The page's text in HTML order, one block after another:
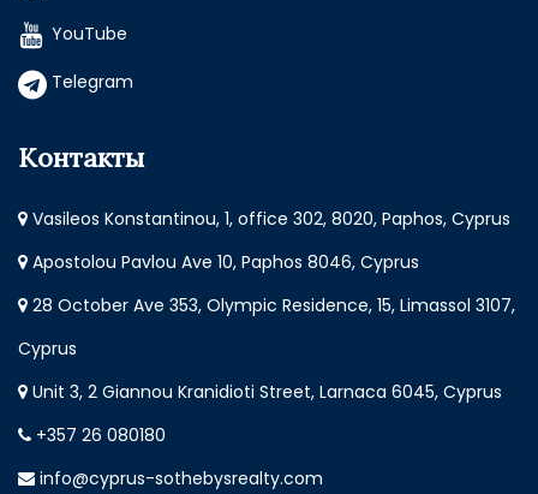
YouTube
Telegram
Контакты
Vasileos Konstantinou, 1, office 302, 8020, Paphos, Cyprus
Apostolou Pavlou Ave 10, Paphos 8046, Cyprus
28 October Ave 353, Olympic Residence, 15, Limassol 3107,
Cyprus
Unit 3, 2 Giannou Kranidioti Street, Larnaca 6045, Cyprus
+357 26 080180
info@cyprus-sothebysrealty.com